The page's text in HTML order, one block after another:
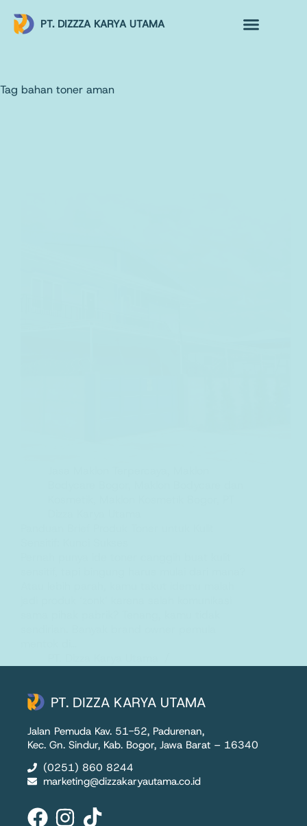
PT. DIZZZA KARYA UTAMA
Tag bahan toner aman
PT. DIZZA KARYA UTAMA
Jalan Pemuda Kav. 51-52, Padurenan,
Kec. Gn. Sindur, Kab. Bogor, Jawa Barat – 16340
(0251) 860 8244
marketing@dizzakaryautama.co.id